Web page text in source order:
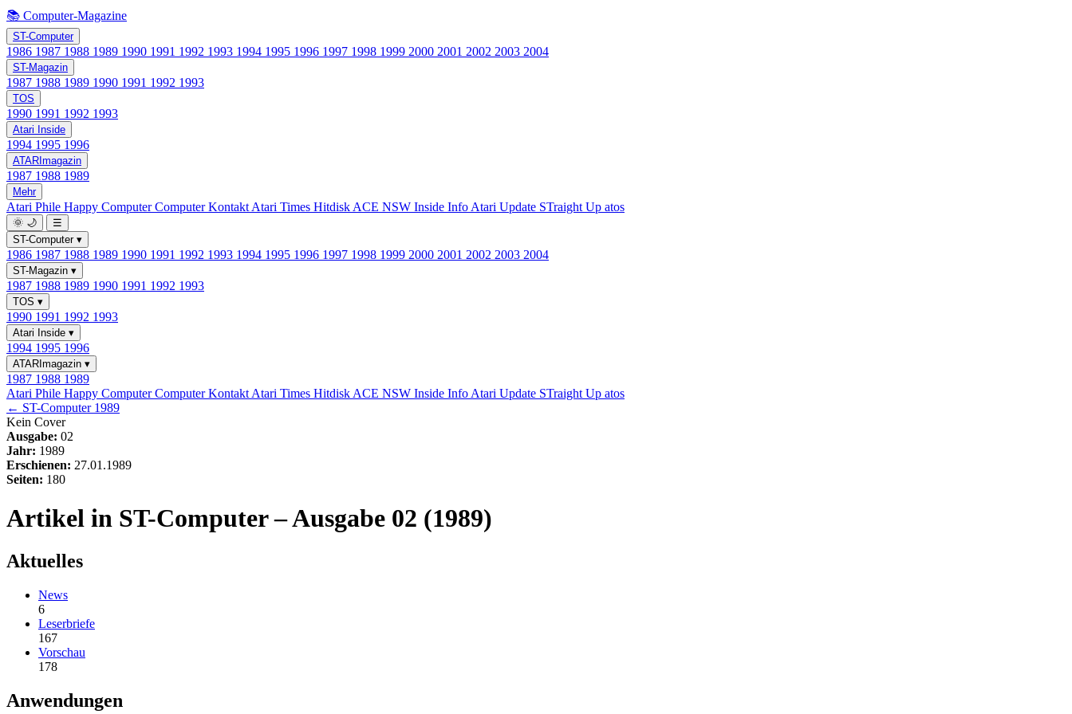
📚 Computer-Magazine
ST-Computer
1986 1987 1988 1989 1990 1991 1992 1993 1994 1995 1996 1997 1998 1999 2000 2001 2002 2003 2004
ST-Magazin
1987 1988 1989 1990 1991 1992 1993
TOS
1990 1991 1992 1993
Atari Inside
1994 1995 1996
ATARImagazin
1987 1988 1989
Mehr
Atari Phile Happy ComputerComputer Kontakt Atari Times Hitdisk ACE NSW Inside Info Atari Update STraight Up atos
🌞 🌙
☰
ST-Computer ▾
1986 1987 1988 1989 1990 1991 1992 1993 1994 1995 1996 1997 1998 1999 2000 2001 2002 2003 2004
ST-Magazin ▾
1987 1988 1989 1990 1991 1992 1993
TOS ▾
1990 1991 1992 1993
Atari Inside ▾
1994 1995 1996
ATARImagazin ▾
1987 1988 1989
Atari Phile Happy ComputerComputer Kontakt Atari Times Hitdisk ACE NSW Inside Info Atari Update STraight Up atos
← ST-Computer 1989
Kein Cover
Ausgabe: 02
Jahr: 1989
Erschienen: 27.01.1989
Seiten: 180
Artikel in ST-Computer – Ausgabe 02 (1989)
Aktuelles
News
6
Leserbriefe
167
Vorschau
178
Anwendungen